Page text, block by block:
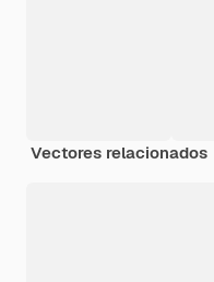
Vectores relacionados